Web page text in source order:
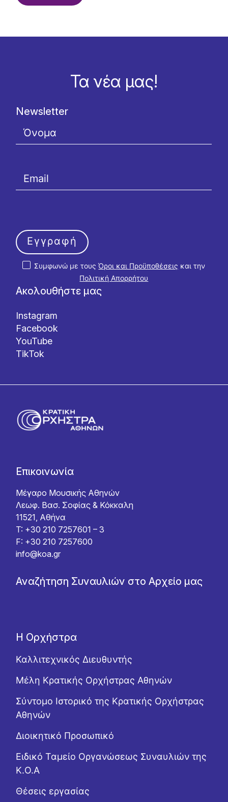
Τα νέα μας!
Ακολουθήστε μας
Instagram
Facebook
YouTube
TikTok
Newsletter
Συμφωνώ με τουςΌροι και Προϋποθέσεις και την
Πολιτική Απορρήτου
Εγγραφή
Επικοινωνία
Μέγαρο Μουσικής Αθηνών
Λεωφ. Βασ. Σοφίας & Κόκκαλη
11521, Αθήνα
T: +30 210 7257601 – 3
F: +30 210 7257600
info@koa.gr
Αναζήτηση Συναυλιών στο Αρχείο μας
Η Ορχήστρα
Καλλιτεχνικός Διευθυντής
Μέλη Κρατικής Ορχήστρας Αθηνών
Σύντομο Ιστορικό της Κρατικής Ορχήστρας
Αθηνών
Διοικητικό Προσωπικό
Ειδικό Ταμείο Οργανώσεως Συναυλιών της
Κ.Ο.Α
Θέσεις εργασίας